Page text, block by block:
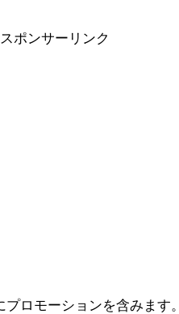
スポンサーリンク
ロモーションを含みます。